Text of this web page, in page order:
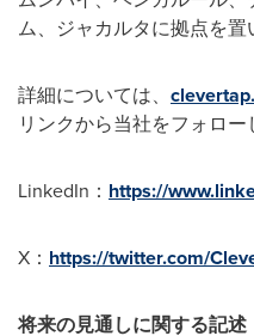
ム、ジャカルタに拠点を置
詳細については、
リンクから当社をフォロー
LinkedIn： https://
X： https://twitter.com/
将来の見通しに関する記述